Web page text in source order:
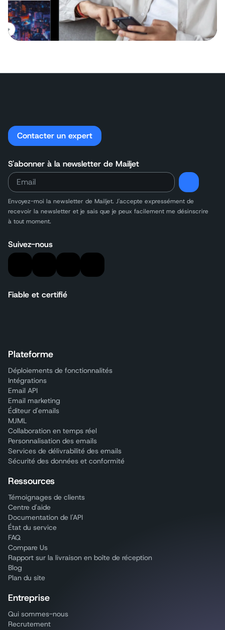
Contacter un expert
S'abonner à la newsletter de Mailjet
Envoyez-moi la newsletter de Mailjet. J'accepte expressément de
recevoir la newsletter et je sais que je peux facilement me désinscrire
à tout moment.
Suivez-nous
Fiable et certifié
Plateforme
Déploiements de fonctionnalités
Intégrations
Email API
Email marketing
Éditeur d'emails
MJML
Collaboration en temps réel
Personnalisation des emails
Services de délivrabilité des emails
Sécurité des données et conformité
Ressources
Témoignages de clients
Centre d'aide
Documentation de l'API
État du service
FAQ
Compare Us
Rapport sur la livraison en boîte de réception
Blog
Plan du site
Entreprise
Qui sommes-nous
Recrutement